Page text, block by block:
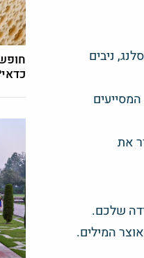
ניבים
את
שלכם.
המילים.